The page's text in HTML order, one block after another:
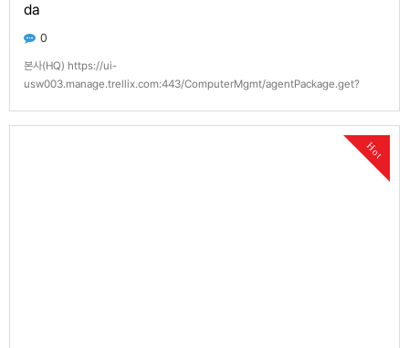
da
0
본사(HQ) https://ui-
usw003.manage.trellix.com:443/ComputerMgmt/agentPackage.get?
Hot